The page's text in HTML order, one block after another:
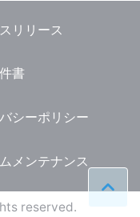
ペー
リリース
書
シーポリシー
メンテナンス
reserved.